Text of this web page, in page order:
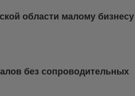
области малому бизнесу
без сопроводительных